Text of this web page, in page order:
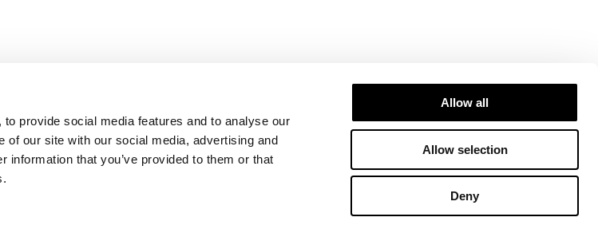
provide social media features and to analyse our
of our site with our social media, advertising and
that you’ve provided to them or that
Allow all
Allow selection
Deny